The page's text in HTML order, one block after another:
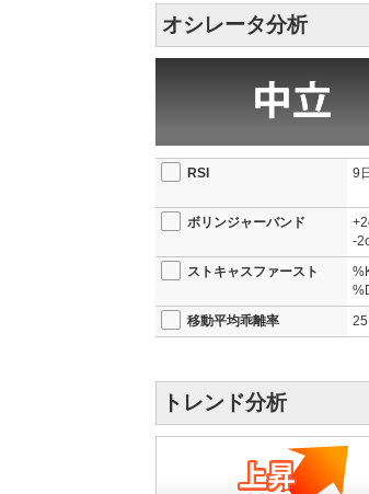
オシレータ分析
RSI 9日
ボリンジャーバンド
-
ストキャスファースト
移動平均乖離率 25
トレンド分析